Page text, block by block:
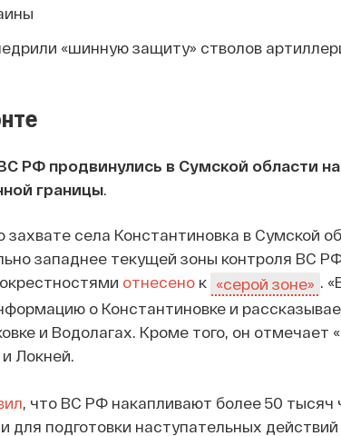
«шинную защиту» стволов
РФ продвинулись в Сумской области
границы.
захвате села Константиновка в Сумской
западнее текущей зоны контроля ВС
отнесенок «серой зоне» .
о Константиновке и
и Водолагах. Кроме того, он отмечает
Локней.
, что ВС РФ накапливают более 50 тысяч
для подготовки наступательных